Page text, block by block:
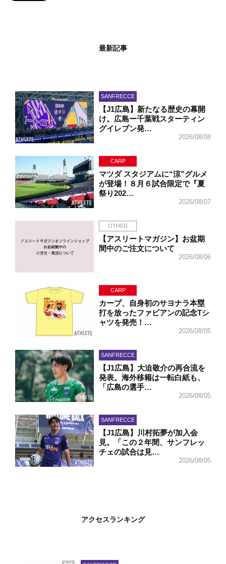
最新記事
SANFRECCE
【J1広島】新たなる歴史の幕開
け。広島ー千葉戦スターティン
グイレブン発…
2026/08/08
CARP
マツダ スタジアムに“涼”グルメ
が登場！８月６試合限定で『夏
祭り202…
2026/08/07
OTHER
【アスリートマガジン】お盆期
間中のご注文について
2026/08/06
CARP
カープ、自身初のサヨナラ本塁
打を放ったファビアンの記念Tシ
ャツを発売！…
2026/08/05
SANFRECCE
【J1広島】大迫敬介の再合流を
発表。海外移籍は一転白紙も、
「広島の選手…
2026/08/05
SANFRECCE
【J1広島】川村拓夢が加入会
見。「この２年間、サンフレッ
チェの試合は見…
2026/08/05
アクセスランキング